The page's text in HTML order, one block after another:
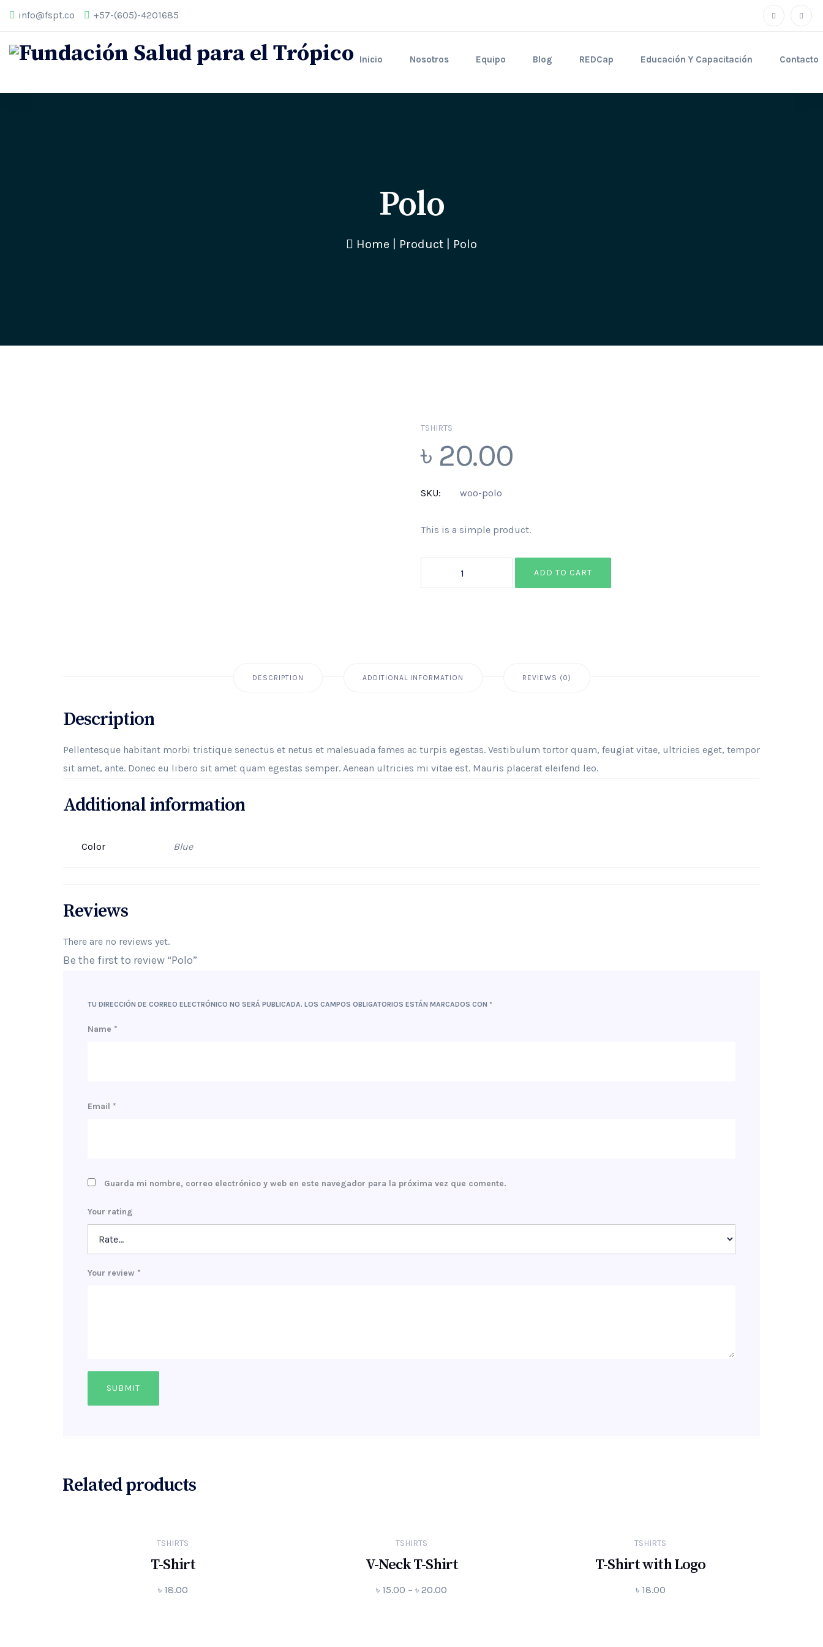
info@fspt.co +57-(605)-4201685
Inicio Nosotros Equipo Blog REDCap Educación Y Capacitación Contacto
Polo
Home Product Polo
TSHIRTS
৳ 20.00
SKU: woo-polo
This is a simple product.
ADD TO CART
DESCRIPTION ADDITIONAL INFORMATION REVIEWS (0)
Description
Pellentesque habitant morbi tristique senectus et netus et malesuada fames ac turpis egestas. Vestibulum tortor quam, feugiat vitae, ultricies eget, tempor
sit amet, ante. Donec eu libero sit amet quam egestas semper. Aenean ultricies mi vitae est. Mauris placerat eleifend leo.
Additional information
Color Blue
Reviews
There are no reviews yet.
Be the first to review “Polo”
TU DIRECCIÓN DE CORREO ELECTRÓNICO NO SERÁ PUBLICADA. LOS CAMPOS OBLIGATORIOS ESTÁN MARCADOS CON *
Name *
Email *
Guarda mi nombre, correo electrónico y web en este navegador para la próxima vez que comente.
Your rating
Your review *
Related products
TSHIRTS
T-Shirt
৳ 18.00
TSHIRTS
V-Neck T-Shirt
৳ 15.00 – ৳ 20.00
TSHIRTS
T-Shirt with Logo
৳ 18.00